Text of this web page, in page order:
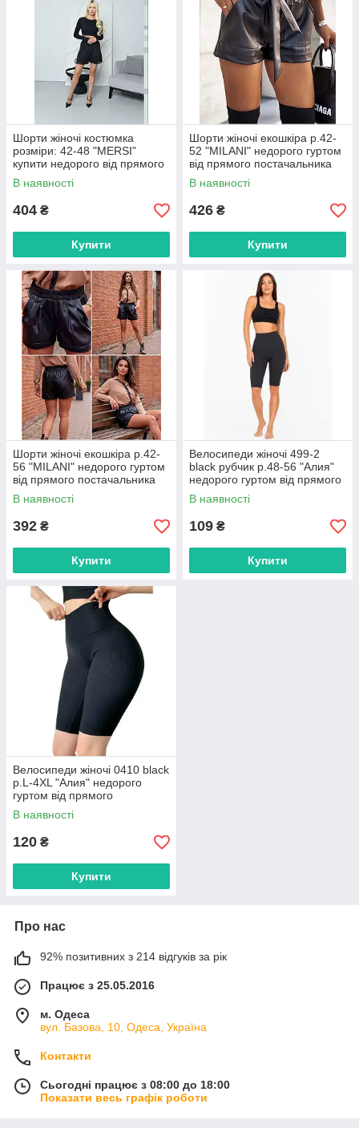
Шорти жіночі костюмка
розміри: 42-48 "MERSI"
купити недорого від прямого
постачальника
В наявності
404 ₴
Купити
Шорти жіночі екошкіра р.42-
52 "MILANI" недорого гуртом
від прямого постачальника
В наявності
426 ₴
Купити
Шорти жіночі екошкіра р.42-
56 "MILANI" недорого гуртом
від прямого постачальника
В наявності
392 ₴
Купити
Велосипеди жіночі 499-2
black рубчик р.48-56 "Алия"
недорого гуртом від прямого
постачальника
В наявності
109 ₴
Купити
Велосипеди жіночі 0410 black
р.L-4XL "Алия" недорого
гуртом від прямого
постачальника
В наявності
120 ₴
Купити
Про нас
92% позитивних з 214 відгуків за рік
Працює з 25.05.2016
м. Одеса
вул. Базова, 10, Одеса, Україна
Контакти
Сьогодні працює з 08:00 до 18:00
Показати весь графік роботи